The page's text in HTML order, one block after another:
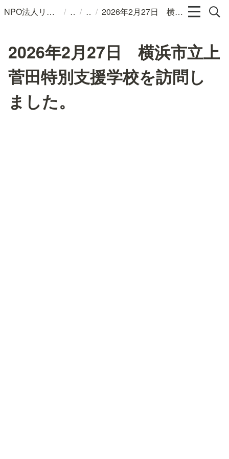
NPO法人リンパカフェ / / / 2026年2月27日 横浜市立上菅田特別支援学校を訪問しました。
2026年2月27日 横浜市立上
菅田特別支援学校を訪問し
ました。